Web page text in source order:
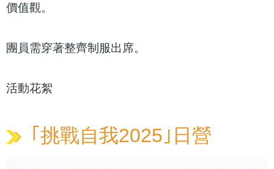
價值觀。
團員需穿著整齊制服出席。
活動花絮
｢挑戰自我2025｣日營